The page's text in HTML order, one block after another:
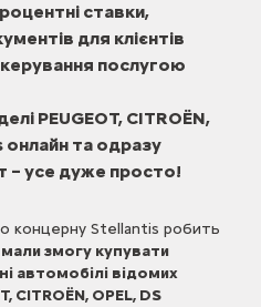
ставки,
для клієнтів
послугою
PEUGEOT, CITROËN,
онлайн та одразу
– усе дуже просто!
концерну Stellantis робить
мали змогу купувати
автомобілі відомих
CITROËN, OPEL, DS